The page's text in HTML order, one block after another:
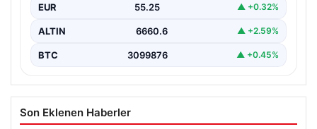
EUR 55.25 ▲ +0.32%
ALTIN 6660.6 ▲ +2.59%
BTC 3099876 ▲ +0.45%
Son Eklenen Haberler